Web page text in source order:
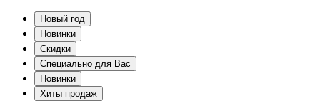
Новый год
Новинки
Скидки
Специально для Вас
Новинки
Хиты продаж